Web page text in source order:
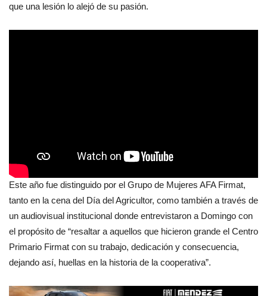
que una lesión lo alejó de su pasión.
Este año fue distinguido por el Grupo de Mujeres AFA Firmat,
tanto en la cena del Día del Agricultor, como también a través de
un audiovisual institucional donde entrevistaron a Domingo con
el propósito de “resaltar a aquellos que hicieron grande el Centro
Primario Firmat con su trabajo, dedicación y consecuencia,
dejando así, huellas en la historia de la cooperativa”.